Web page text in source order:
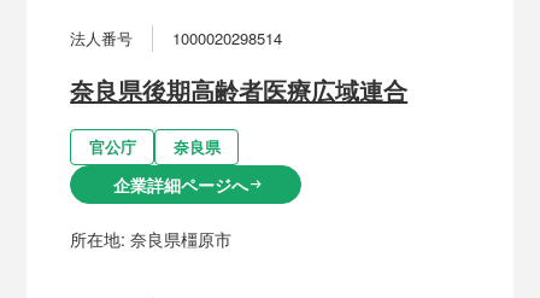
法人番号 1000020298514
奈良県後期高齢者医療広域連合
官公庁 奈良県
企業詳細ページへarrow_right_alt
所在地:奈良県橿原市